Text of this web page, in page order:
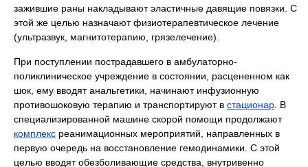
зажившие раны накладывают эластичные давящие повязки. С
этой же целью назначают физиотерапевтическое лечение
(ультразвук, магнитотерапию, грязелечение).
При поступлении пострадавшего в амбулаторно-
поликлиническое учреждение в состоянии, расцененном как
шок, ему вводят анальгетики, начинают инфузионную
противошоковую терапию и транспортируют в стационар . В
специализированной машине скорой помощи продолжают
комплекс реанимационных мероприятий, направленных в
первую очередь на восстановление гемодинамики. С этой
целью вводят обезболивающие средства, внутривенно